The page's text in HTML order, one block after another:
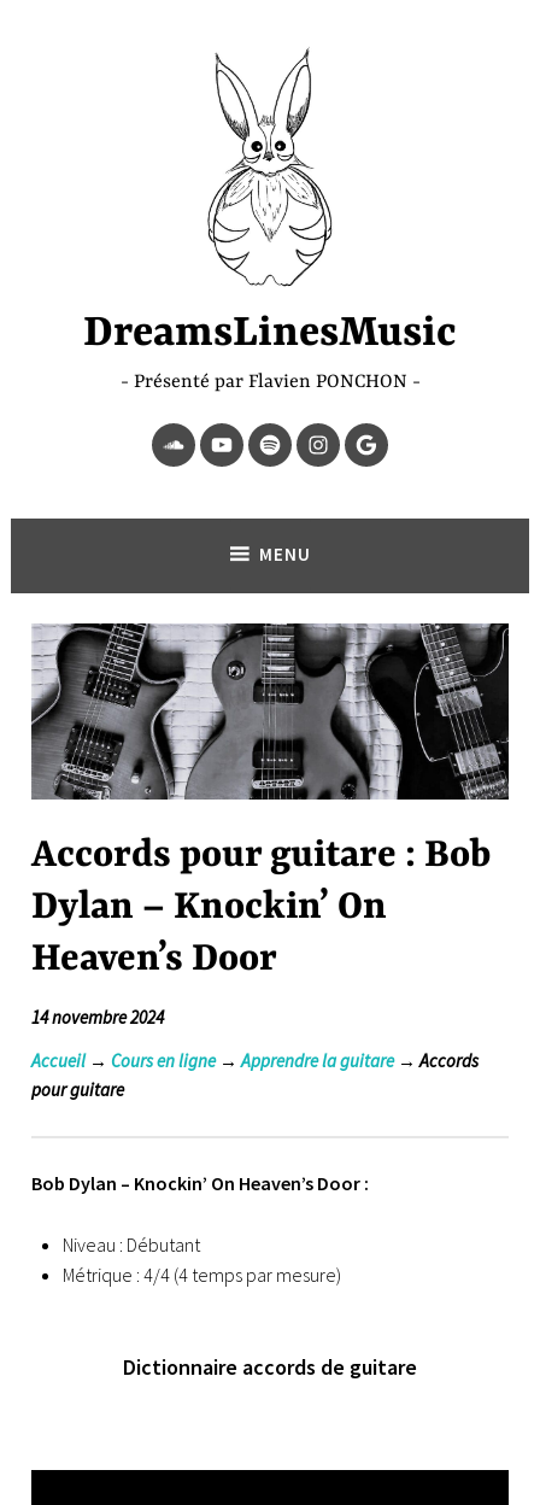
DreamsLinesMusic
Présenté par Flavien PONCHON
SoundCloud
YouTubeSpotifyInstagram
Page
Google
MENU
Accords pour guitare : Bob
Dylan – Knockin’ On
Heaven’s Door
14 novembre 2024
Accueil→Cours en ligne→Apprendre la guitare→ Accords
pour guitare
Bob Dylan – Knockin’ On Heaven’s Door :
Niveau : Débutant
Métrique : 4/4 (4 temps par mesure)
Dictionnaire accords de guitare